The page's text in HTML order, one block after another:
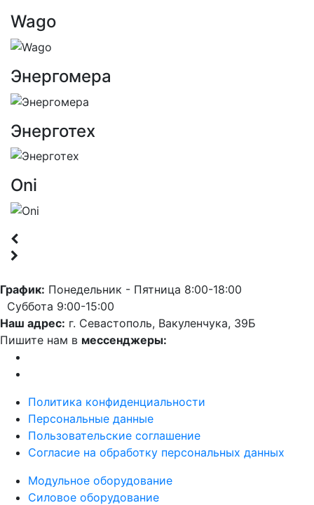
Wago
Энергомера
Энерготех
Oni
График: Понедельник - Пятница 8:00-18:00
Суббота 9:00-15:00
Наш адрес: г. Севастополь, Вакуленчука, 39Б
Пишите нам в мессенджеры:
Политика конфиденциальности
Персональные данные
Пользовательские соглашение
Согласие на обработку персональных данных
Модульное оборудование
Силовое оборудование